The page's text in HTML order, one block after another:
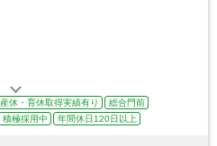
産休・育休取得実績有り
総合門前
積極採用中 年間休日120日以上